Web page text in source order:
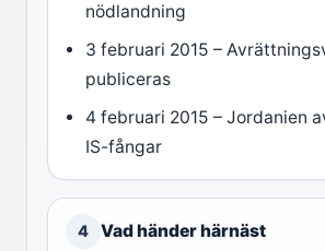
nödlandning
3 februari 2015 –
publiceras
4 februari 2015 – Jordanien
IS-fångar
4 Vad händer härnäst